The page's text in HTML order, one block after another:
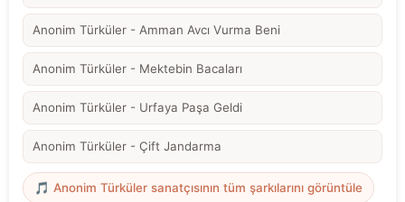
Anonim Türküler - Amman Avcı Vurma Beni
Anonim Türküler - Mektebin Bacaları
Anonim Türküler - Urfaya Paşa Geldi
Anonim Türküler - Çift Jandarma
🎵 Anonim Türküler sanatçısının tüm şarkılarını görüntüle